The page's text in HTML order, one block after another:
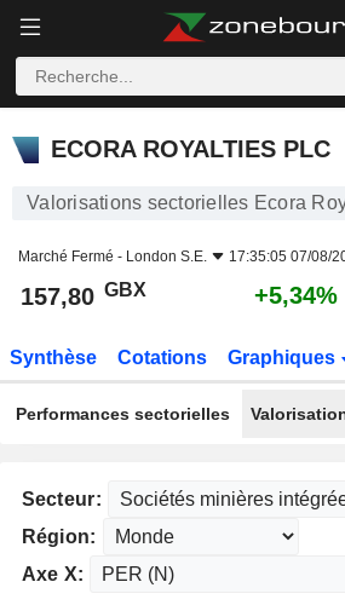
ECORA ROYALTIES PLC
ECORA ROYALTIES PLC
Valorisations sectorielles Ecora
Marché Fermé - London S.E. 17:35:05 07/08/
157,80 GBX +5,34%
Synthèse Cotations Graphiques
Performances sectorielles
Secteur:
Région:
Axe X: